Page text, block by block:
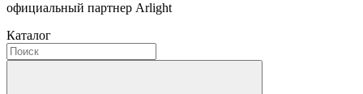
официальный партнер Arlight
Каталог